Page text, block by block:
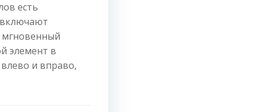
есть
элемент в
и вправо,